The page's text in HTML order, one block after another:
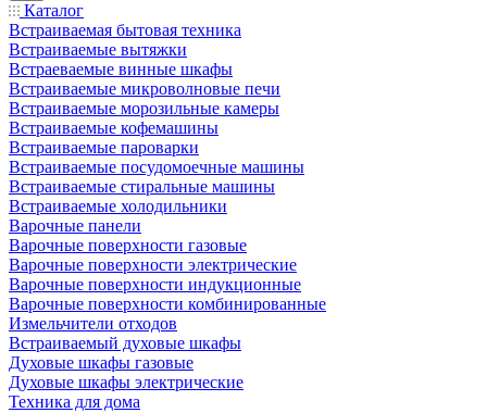
Каталог
Встраиваемая бытовая техника
Встраиваемые вытяжки
Встраеваемые винные шкафы
Встраиваемые микроволновые печи
Встраиваемые морозильные камеры
Встраиваемые кофемашины
Встраиваемые пароварки
Встраиваемые посудомоечные машины
Встраиваемые стиральные машины
Встраиваемые холодильники
Варочные панели
Варочные поверхности газовые
Варочные поверхности электрические
Варочные поверхности индукционные
Варочные поверхности комбинированные
Измельчители отходов
Встраиваемый духовые шкафы
Духовые шкафы газовые
Духовые шкафы электрические
Техника для дома